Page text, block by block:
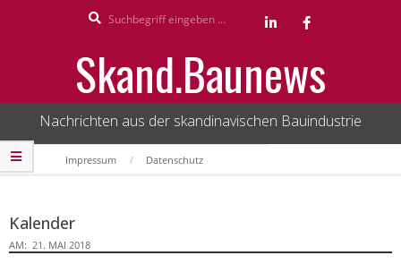
Skand.Baunews
Nachrichten aus der skandinavischen Bauindustrie
Secondary
Navigation
Impressum Datenschutz
Kalender
AM: 21. MAI 2018